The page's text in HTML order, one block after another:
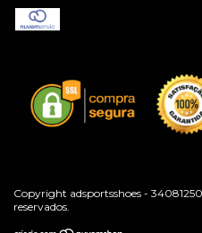
Copyright adsportsshoes -
reservados.